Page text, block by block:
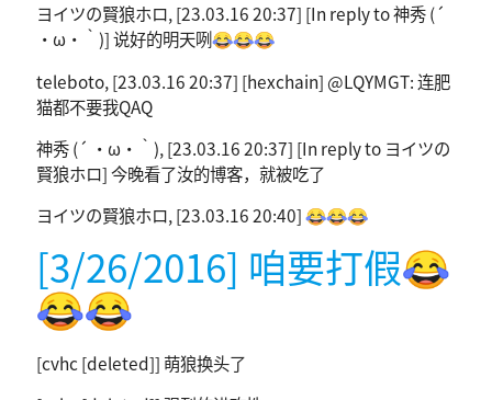
ヨイツの賢狼ホロ, [23.03.16 20:37] [In reply to 神秀 (´
・ω・｀)] 说好的明天咧😂😂😂
teleboto, [23.03.16 20:37] [hexchain] @LQYMGT: 连肥
猫都不要我QAQ
神秀 (´ ・ω・｀), [23.03.16 20:37] [In reply to ヨイツの
賢狼ホロ] 今晚看了汝的博客，就被吃了
ヨイツの賢狼ホロ, [23.03.16 20:40] 😂😂😂
[3/26/2016] 咱要打假😂
😂😂
[cvhc [deleted]] 萌狼换头了